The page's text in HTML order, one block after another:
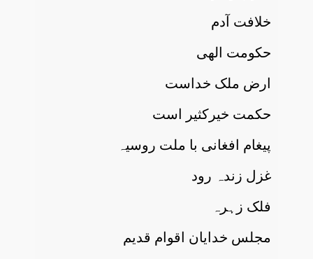
خلافت آدم
حکومت الھی
ارض ملک خداست
حکمت خیرکثیر است
پیغام افغانی با ملت روسیہ
غزل زندہ رود
فلک زہرہ
مجلس خدایان اقوام قدیم